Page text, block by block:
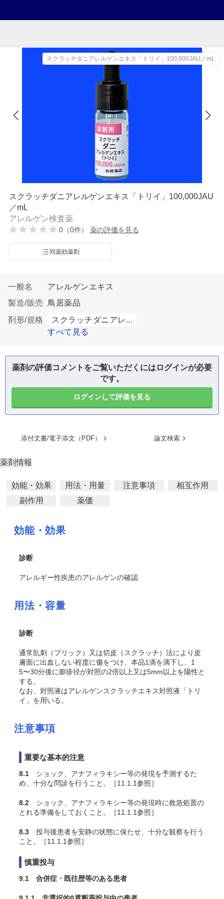
スクラッチダニアレルゲンエキス「トリイ」100,000JAU／mL
スクラッチダニアレルゲンエキス「トリイ」100,000JAU
／mL
アレルゲン検査薬
0（0件） 薬の評価を見る
同薬効薬剤
一般名
アレルゲンエキス
製造/販売
鳥居薬品
剤形/規格
スクラッチダニアレ...
すべて見る
薬剤の評価コメントをご覧いただくにはログインが必要
です。
ログインして評価を見る
添付文書/電子添文（PDF） 論文検索
薬剤情報
効能・効果 用法・用量 注意事項
相互作用
副作用
薬価
効能・効果
診断
アレルギー性疾患のアレルゲンの確認
用法・容量
診断
通常乱刺（プリック）又は切皮（スクラッチ）法により皮
膚面に出血しない程度に傷をつけ、本品1滴を滴下し、1
5〜30分後に膨疹径が対照の2倍以上又は5mm以上を陽性と
する。
なお、対照液はアレルゲンスクラッチエキス対照液「トリ
イ」を用いる。
注意事項
重要な基本的注意
8.1 ショック、アナフィラキシー等の発現を予測するた
め、十分な問診を行うこと。［11.1.1参照］
8.2 ショック、アナフィラキシー等の発現時に救急処置の
とれる準備をしておくこと。［11.1.1参照］
8.3 投与後患者を安静の状態に保たせ、十分な観察を行う
こと。［11.1.1参照］
慎重投与
9.1 合併症・既往歴等のある患者